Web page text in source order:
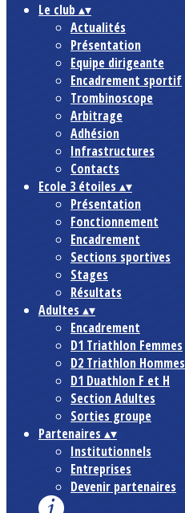
Le club ▴▾
Actualités
Présentation
Equipe dirigeante
Encadrement sportif
Trombinoscope
Arbitrage
Adhésion
Infrastructures
Contacts
Ecole 3 étoiles ▴▾
Présentation
Fonctionnement
Encadrement
Sections sportives
Stages
Résultats
Adultes ▴▾
Encadrement
D1 Triathlon Femmes
D2 Triathlon Hommes
D1 Duathlon F et H
Section Adultes
Sorties groupe
Partenaires ▴▾
Institutionnels
Entreprises
Devenir partenaires